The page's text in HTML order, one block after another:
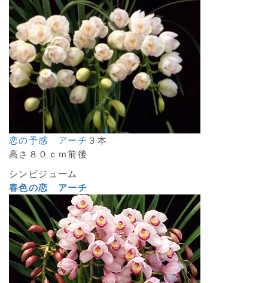
恋の予感 アーチ ３本
高さ８０ｃｍ前後
シンビジューム
春色の恋 アーチ